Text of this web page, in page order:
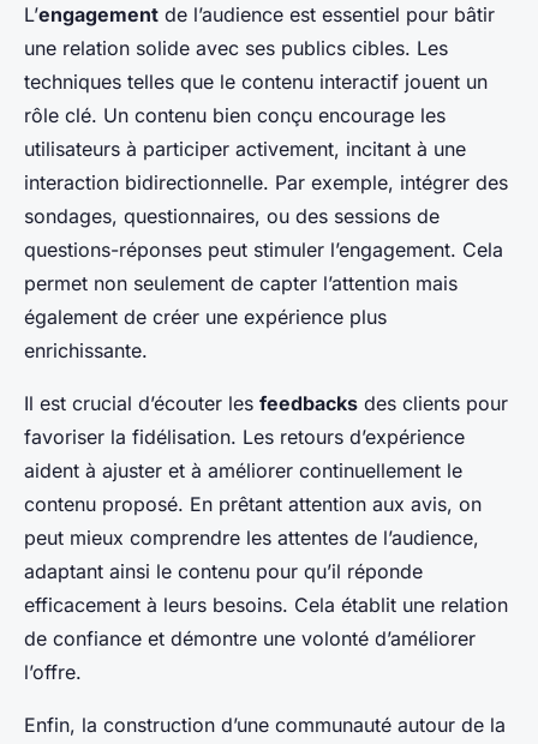
L’engagement de l’audience est essentiel pour bâtir
une relation solide avec ses publics cibles. Les
techniques telles que le contenu interactif jouent un
rôle clé. Un contenu bien conçu encourage les
utilisateurs à participer activement, incitant à une
interaction bidirectionnelle. Par exemple, intégrer des
sondages, questionnaires, ou des sessions de
questions-réponses peut stimuler l’engagement. Cela
permet non seulement de capter l’attention mais
également de créer une expérience plus
enrichissante.
Il est crucial d’écouter les feedbacks des clients pour
favoriser la fidélisation. Les retours d’expérience
aident à ajuster et à améliorer continuellement le
contenu proposé. En prêtant attention aux avis, on
peut mieux comprendre les attentes de l’audience,
adaptant ainsi le contenu pour qu’il réponde
efficacement à leurs besoins. Cela établit une relation
de confiance et démontre une volonté d’améliorer
l’offre.
Enfin, la construction d’une communauté autour de la